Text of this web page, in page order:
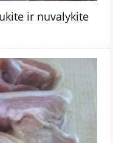
ir nuvalykite